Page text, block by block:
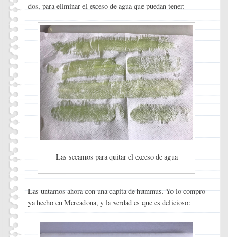
dos, para eliminar el exceso de agua que puedan tener:
Las secamos para quitar el exceso de agua
Las untamos ahora con una capita de hummus. Yo lo compro
ya hecho en Mercadona, y la verdad es que es delicioso: